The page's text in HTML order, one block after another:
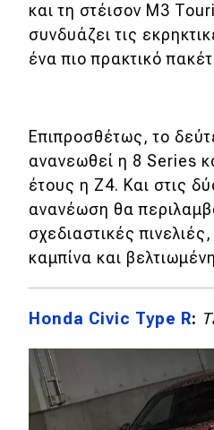
eDRIVE
DRIVE USED
και τη στέισον M3
συνδυάζει τις
ένα πιο πρακτικό
Επιπροσθέτως, το
ανανεωθεί η 8 Series
έτους η Z4. Και στις
ανανέωση θα
σχεδιαστικές
καμπίνα και
Honda Civic Type R: